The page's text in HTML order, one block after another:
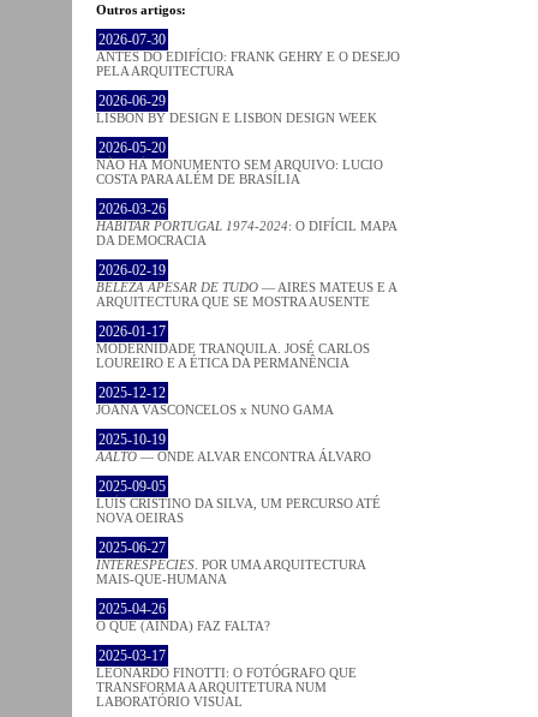
Outros artigos:
2026-07-30
ANTES DO EDIFÍCIO: FRANK GEHRY E O DESEJO
PELA ARQUITECTURA
2026-06-29
LISBON BY DESIGN E LISBON DESIGN WEEK
2026-05-20
NÃO HÁ MONUMENTO SEM ARQUIVO: LUCIO
COSTA PARA ALÉM DE BRASÍLIA
2026-03-26
HABITAR PORTUGAL 1974-2024: O DIFÍCIL MAPA
DA DEMOCRACIA
2026-02-19
BELEZA APESAR DE TUDO — AIRES MATEUS E A
ARQUITECTURA QUE SE MOSTRA AUSENTE
2026-01-17
MODERNIDADE TRANQUILA. JOSÉ CARLOS
LOUREIRO E A ÉTICA DA PERMANÊNCIA
2025-12-12
JOANA VASCONCELOS x NUNO GAMA
2025-10-19
AALTO — ONDE ALVAR ENCONTRA ÁLVARO
2025-09-05
LUÍS CRISTINO DA SILVA, UM PERCURSO ATÉ
NOVA OEIRAS
2025-06-27
INTERESPECIES . POR UMA ARQUITECTURA
MAIS-QUE-HUMANA
2025-04-26
O QUE (AINDA) FAZ FALTA?
2025-03-17
LEONARDO FINOTTI: O FOTÓGRAFO QUE
TRANSFORMA A ARQUITETURA NUM
LABORATÓRIO VISUAL